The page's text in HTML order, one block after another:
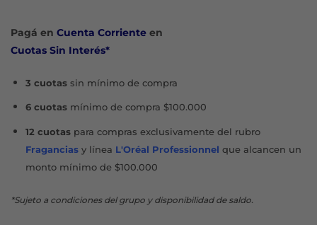
Pagá en Cuenta Corriente en
Cuotas Sin Interés*
3 cuotassin mínimo de compra
6 cuotasmínimo de compra $100.000
12 cuotaspara compras exclusivamente del rubro
Fraganciasy línea L'Oréal Professionnel que alcancen un
monto mínimo de $100.000
*Sujeto a condiciones del grupo y disponibilidad de saldo.